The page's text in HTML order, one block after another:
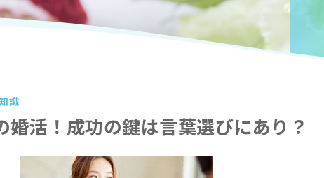
識
婚活！成功の鍵は言葉選びにあり？